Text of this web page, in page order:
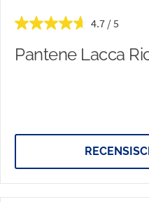
4.7
Pantene Lacca